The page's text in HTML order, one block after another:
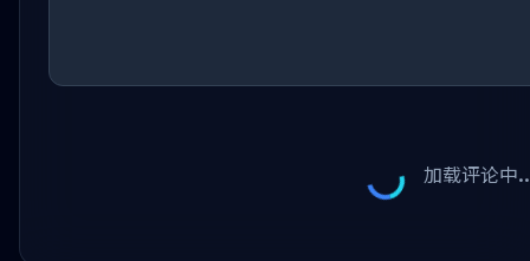
加载评论中